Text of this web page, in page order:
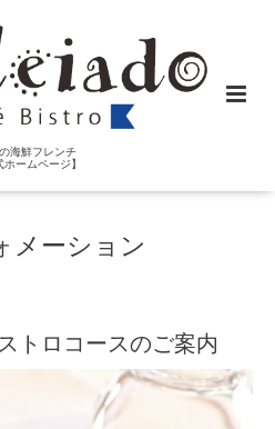
海鮮フレンチ
ホームページ】
メーション
トロコースのご案内